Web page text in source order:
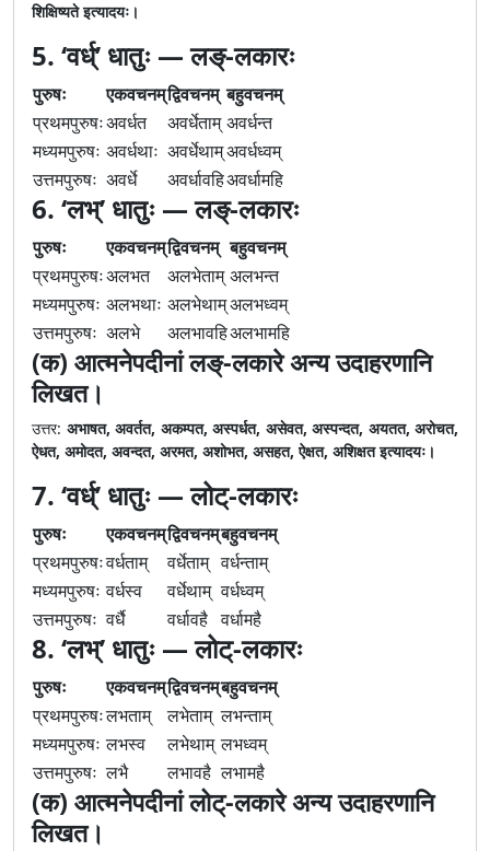
शिक्षिष्यते इत्यादयः।
5. ‘वर्ध्’ धातुः — लङ्-लकारः
पुरुषः एकवचनम्द्विवचनम् बहुवचनम्
प्रथमपुरुषःअवर्धत अवर्धेताम् अवर्धन्त
मध्यमपुरुषः अवर्धथाः अवर्धेथाम्अवर्धध्वम्
उत्तमपुरुषः अवर्धे अवर्धावहिअवर्धामहि
6. ‘लभ्’ धातुः — लङ्-लकारः
पुरुषः एकवचनम्द्विवचनम् बहुवचनम्
प्रथमपुरुषःअलभत अलभेताम् अलभन्त
मध्यमपुरुषः अलभथाः अलभेथाम्अलभध्वम्
उत्तमपुरुषः अलभे अलभावहिअलभामहि
(क) आत्मनेपदीनां लङ्-लकारे अन्य उदाहरणानि
लिखत।
उत्तर: अभाषत, अवर्तत, अकम्पत, अस्पर्धत, असेवत, अस्पन्दत, अयतत, अरोचत,
ऐधत, अमोदत, अवन्दत, अरमत, अशोभत, असहत, ऐक्षत, अशिक्षत इत्यादयः।
7. ‘वर्ध्’ धातुः — लोट्-लकारः
पुरुषः एकवचनम्द्विवचनम्बहुवचनम्
प्रथमपुरुषःवर्धताम् वर्धेताम् वर्धन्ताम्
मध्यमपुरुषः वर्धस्व वर्धेथाम् वर्धध्वम्
उत्तमपुरुषः वर्धै वर्धावहै वर्धामहै
8. ‘लभ्’ धातुः — लोट्-लकारः
पुरुषः एकवचनम्द्विवचनम्बहुवचनम्
प्रथमपुरुषःलभताम् लभेताम् लभन्ताम्
मध्यमपुरुषः लभस्व लभेथाम् लभध्वम्
उत्तमपुरुषः लभै लभावहै लभामहै
(क) आत्मनेपदीनां लोट्-लकारे अन्य उदाहरणानि
लिखत।